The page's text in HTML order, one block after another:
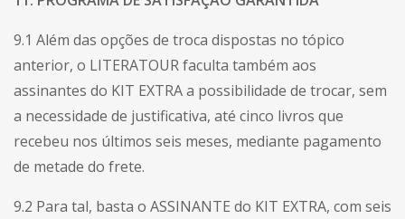
9.1 Além das opções de troca dispostas no tópico
anterior, o LITERATOUR faculta também aos
assinantes do KIT EXTRA a possibilidade de trocar, sem
a necessidade de justificativa, até cinco livros que
recebeu nos últimos seis meses, mediante pagamento
de metade do frete.
9.2 Para tal, basta o ASSINANTE do KIT EXTRA, com seis